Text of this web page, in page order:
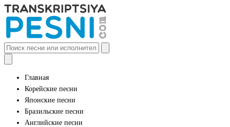
Главная
Корейские песни
Японские песни
Бразильские песни
Английские песни